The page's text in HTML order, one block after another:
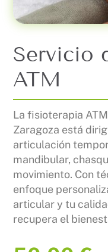
Servicio
ATM
La fisioterapia
Zaragoza está
articulación
mandibular,
movimiento. Con
enfoque
articular y tu
recupera el